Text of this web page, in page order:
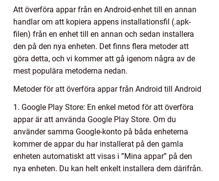
Att överföra appar från en Android-enhet till en annan
handlar om att kopiera appens installationsfil (.apk-
filen) från en enhet till en annan och sedan installera
den på den nya enheten. Det finns flera metoder att
göra detta, och vi kommer att gå igenom några av de
mest populära metoderna nedan.
Metoder för att överföra appar från Android till Android
1. Google Play Store: En enkel metod för att överföra
appar är att använda Google Play Store. Om du
använder samma Google-konto på båda enheterna
kommer de appar du har installerat på den gamla
enheten automatiskt att visas i ”Mina appar” på den
nya enheten. Du kan helt enkelt installera dem därifrån.